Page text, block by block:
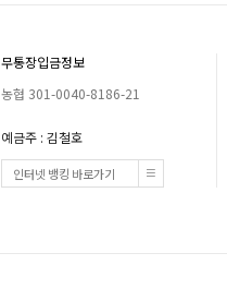
무통장입금정보
농협 301-0040-8186-21
예금주 : 김철호
인터넷 뱅킹 바로가기